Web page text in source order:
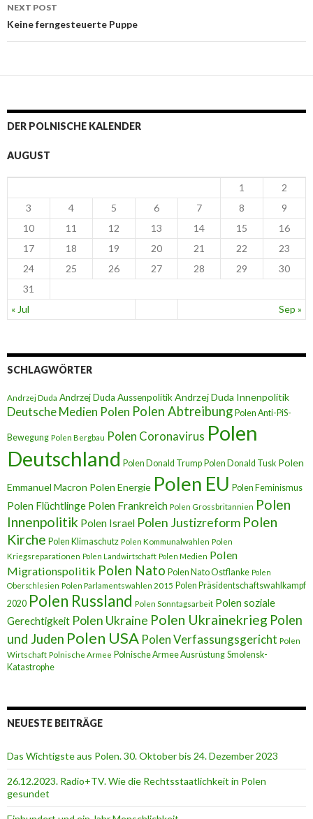
NEXT POST
Keine ferngesteuerte Puppe
DER POLNISCHE KALENDER
AUGUST
« Jul Sep »
1
2
3
4 5 6 7 8
9
10
11 12 13 14 15
16
17
18 19 20 21 22
23
24
25 26 27 28 29
30
31
SCHLAGWÖRTER
Andrzej Duda Andrzej Duda AussenpolitikAndrzej Duda Innenpolitik
Deutsche Medien Polen Polen Abtreibung Polen Anti-PiS-
Bewegung Polen Bergbau Polen Coronavirus Polen
Deutschland Polen Donald Trump Polen Donald Tusk Polen
Emmanuel Macron Polen Energie Polen EU Polen Feminismus
Polen Flüchtlinge Polen Frankreich Polen Grossbritannien Polen
Innenpolitik Polen Israel Polen Justizreform Polen
Kirche Polen Klimaschutz Polen Kommunalwahlen Polen
Kriegsreparationen Polen Landwirtschaft Polen Medien Polen
Migrationspolitik Polen Nato Polen Nato Ostflanke Polen
Oberschlesien Polen Parlamentswahlen 2015 Polen Präsidentschaftswahlkampf
2020 Polen Russland Polen Sonntagsarbeit Polen soziale
Gerechtigkeit Polen Ukraine Polen Ukrainekrieg Polen
und Juden Polen USA Polen Verfassungsgericht Polen
Wirtschaft Polnische Armee Polnische Armee Ausrüstung Smolensk-
Katastrophe
NEUESTE BEITRÄGE
Das Wichtigste aus Polen. 30. Oktober bis 24. Dezember 2023
26.12.2023. Radio+TV. Wie die Rechtsstaatlichkeit in Polen
gesundet